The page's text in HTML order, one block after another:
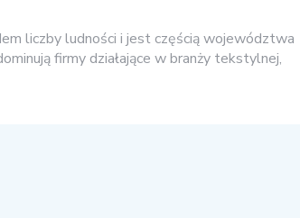
liczby ludności i jest częścią województwa
firmy działające w branży tekstylnej,